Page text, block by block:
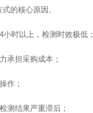
的核心原因。
时以上，检测时效极低；
承担采购成本；
作；
测结果严重滞后；